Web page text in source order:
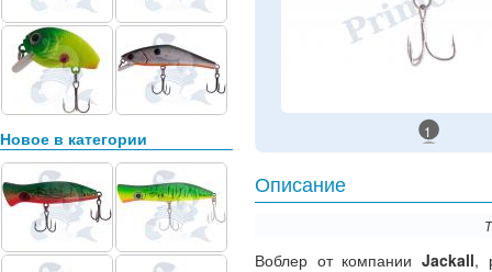
Новое в категории 1
Описание
Воблер от компании Jackall,